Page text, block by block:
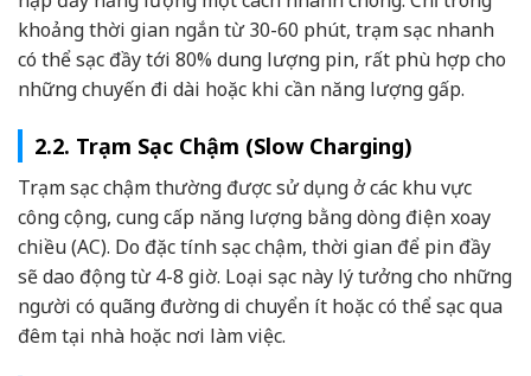
khoảng thời gian ngắn từ 30-60 phút, trạm sạc nhanh
có thể sạc đầy tới 80% dung lượng pin, rất phù hợp cho
những chuyến đi dài hoặc khi cần năng lượng gấp.
2.2. Trạm Sạc Chậm (Slow Charging)
Trạm sạc chậm thường được sử dụng ở các khu vực
công cộng, cung cấp năng lượng bằng dòng điện xoay
chiều (AC). Do đặc tính sạc chậm, thời gian để pin đầy
sẽ dao động từ 4-8 giờ. Loại sạc này lý tưởng cho những
người có quãng đường di chuyển ít hoặc có thể sạc qua
đêm tại nhà hoặc nơi làm việc.